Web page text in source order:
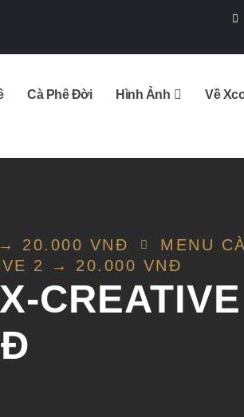
Cà Phê Đời Hình Ảnh Về
→ 20.000 VNĐ
MENU
2 → 20.000 VNĐ